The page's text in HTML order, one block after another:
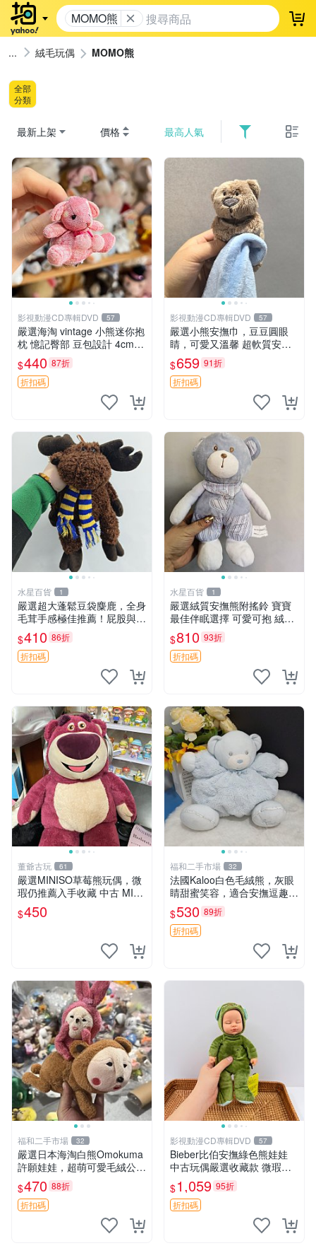
MOMO熊 登
絨毛玩偶 MOMO熊
全部
分類
最新上架 價格 最高人氣
影視動漫CD專輯DVD 57
嚴選海淘 vintage 小熊迷你抱
枕 憶記臀部 豆包設計 4cm
高 推薦收藏 迷你豆包小熊、
高臀部、豆袋抱枕
$440 87折
折扣碼
影視動漫CD專輯DVD 57
嚴選小熊安撫巾，豆豆圓眼
睛，可愛又溫馨 超軟質安撫
巾，豆豆設計，哄睡好幫手
約克豆豆眼安撫巾 數碼豆豆
眼
$659 91折
折扣碼
水星百貨 1
嚴選超大蓬鬆豆袋麋鹿，全身
毛茸手感極佳推薦！屁股與四
肢填充均勻，適合收藏與孩童
共賞。 麋鹿 豆袋 毛茸玩具
$410 86折
折扣碼
水星百貨 1
嚴選絨質安撫熊附搖鈴 寶寶
最佳伴眠選擇 可愛可抱 絨毛
玩具 安撫熊 嬰兒用
$810 93折
折扣碼
董爺古玩 61
嚴選MINISO草莓熊玩偶，微
瑕仍推薦入手收藏 中古 MINI
SO 草莓熊 玩具 收藏
$450
福和二手市場 32
法國Kaloo白色毛絨熊，灰眼
睛甜蜜笑容，適合安撫逗趣可
愛，柔軟面料手感佳。14 白
色安撫熊 毛絨玩具 寶寶逗樂
具
$530 89折
折扣碼
福和二手市場 32
嚴選日本海淘白熊Omokuma
許願娃娃，超萌可愛毛絨公仔
推薦收藏 白熊 Omokuma 毛
絨玩具 偽裝娃娃 玩具擺飾
$470 88折
折扣碼
影視動漫CD專輯DVD 57
Bieber比伯安撫綠色熊娃娃
中古玩偶嚴選收藏款 微瑕輕
度使用 Bieber綠熊娃娃 中古
玩偶 微瑕
$1,059 95折
折扣碼